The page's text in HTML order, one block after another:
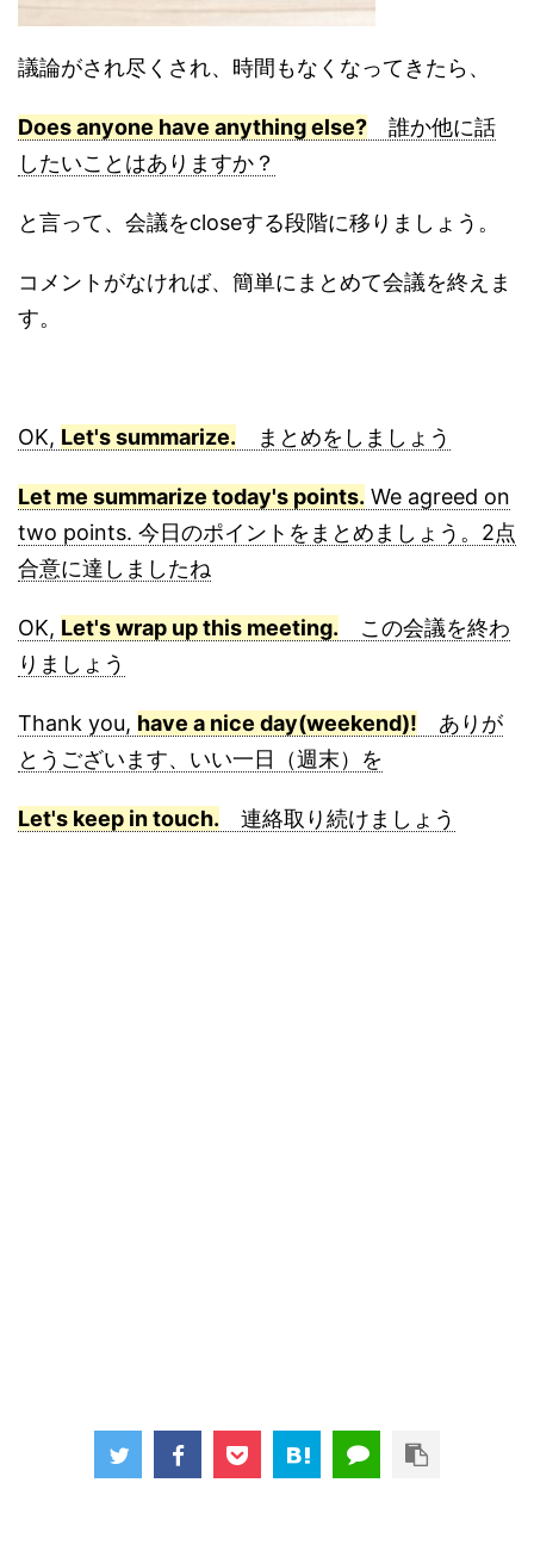
議論がされ尽くされ、時間もなくなってきたら、
Does anyone have anything else? 誰か他に話
したいことはありますか？
と言って、会議をcloseする段階に移りましょう。
コメントがなければ、簡単にまとめて会議を終えま
す。
OK, Let's summarize. まとめをしましょう
Let me summarize today's points. We agreed on
two points. 今日のポイントをまとめましょう。2点
合意に達しましたね
OK, Let's wrap up this meeting. この会議を終わ
りましょう
Thank you, have a nice day(weekend)! ありが
とうございます、いい一日（週末）を
Let's keep in touch. 連絡取り続けましょう